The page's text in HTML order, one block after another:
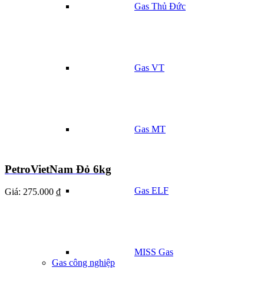
Gas Thủ Đức
Gas VT
Gas MT
Gas ELF
MISS Gas
Gas công nghiệp
PetroVietNam Đỏ 6kg
Giá: 275.000 ₫